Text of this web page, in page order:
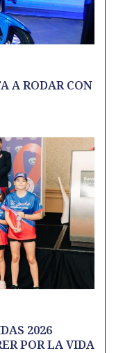
A RODAR CON
2026
POR LA VIDA